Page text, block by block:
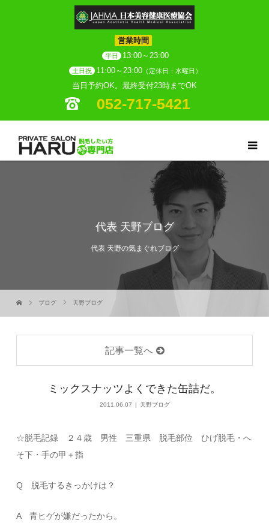
営業時間
平日 13:00～23:00
土日祝 11:00～23:00 （定休日：水曜日）
当日予約OK。最終受付23時までOK
052-717-5421
代表 天野ブログ
代表 天野の気まぐれブログ
ブログ 天野ブログ
記事一覧へ
ミックスナッツよくできた缶詰だ。
2011.06.07 天野ブログ
☆脱毛記録 ２４歳 男性 三重県 脱毛部位 ひげ脱毛・へ
そ下・手の甲＋指
Q 脱毛するきっかけは？
A 青ヒゲが嫌だったから。